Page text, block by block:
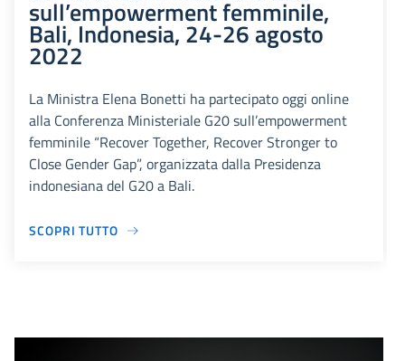
sull’empowerment femminile,
Bali, Indonesia, 24-26 agosto
2022
La Ministra Elena Bonetti ha partecipato oggi online
alla Conferenza Ministeriale G20 sull’empowerment
femminile “Recover Together, Recover Stronger to
Close Gender Gap”, organizzata dalla Presidenza
indonesiana del G20 a Bali.
SCOPRI TUTTO